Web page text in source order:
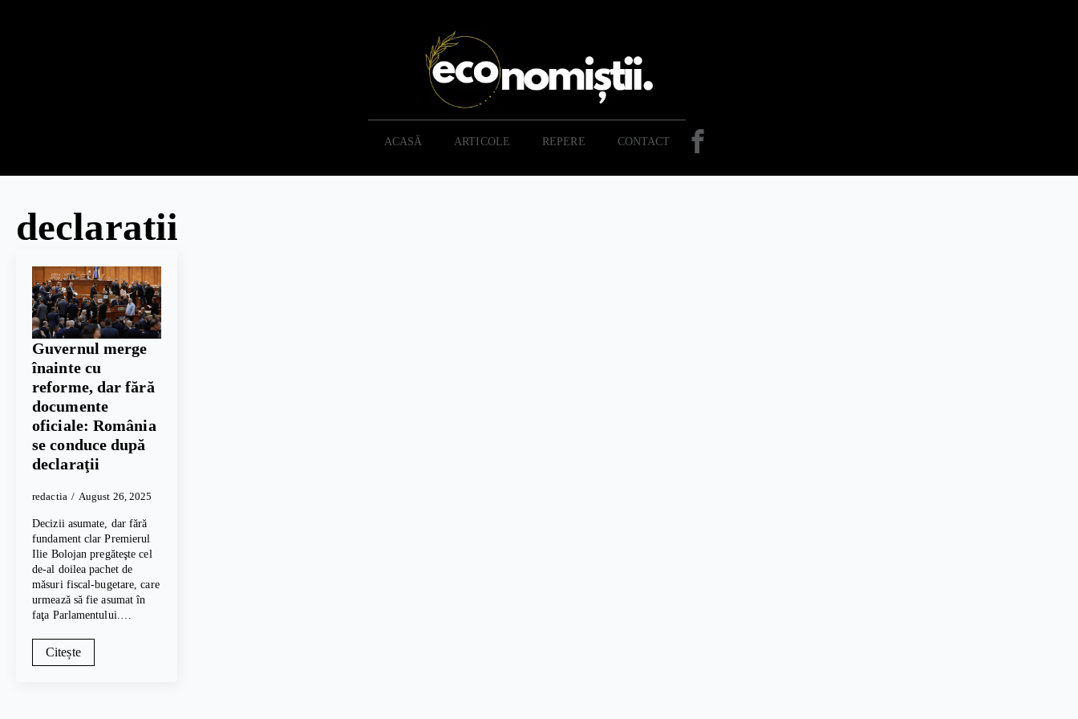
ACASĂ ARTICOLE REPERE CONTACT
declaratii
Guvernul merge
înainte cu
reforme, dar fără
documente
oficiale: România
se conduce după
declaraţii
redactia August 26, 2025
Decizii asumate, dar fără
fundament clar Premierul
Ilie Bolojan pregăteşte cel
de-al doilea pachet de
măsuri fiscal-bugetare, care
urmează să fie asumat în
faţa Parlamentului.…
Citește